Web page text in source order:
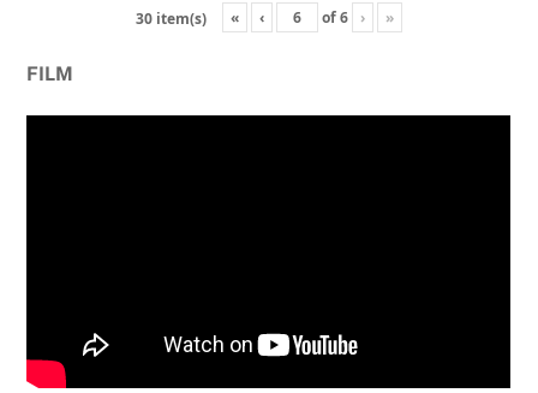
30 item(s) « ‹ of6 › »
FILM